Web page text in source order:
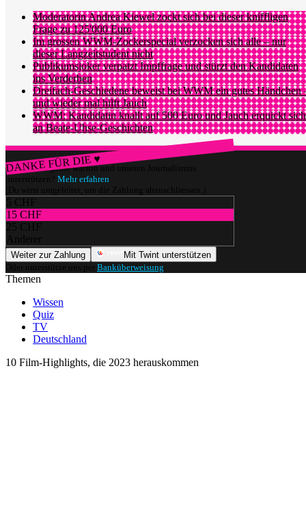
Moderatorin Andrea Kiewel zockt sich bei dieser kniffligen
Frage zu 125'000 Euro
Im grossen WWM-Zockerspecial verzocken sich alle – nur
dieser Langzeitstudent nicht
Publikumsjoker verpatzt Impffrage und stürzt den Kandidaten
ins Verderben
Dreifach-Geschiedene beweist bei WWM ein gutes Händchen
und wieder mal hilft Jauch
WWM: Kandidatin knallt auf 500 Euro und Jauch erquickt sich
an Beate-Uhse-Geschichten
DANKE FÜR DIE ♥
Würdest du gerne watson und unseren Journalismus
unterstützen? Mehr erfahren
(Du wirst umgeleitet, um die Zahlung abzuschliessen.)
5 CHF
15 CHF
25 CHF
Anderer
Weiter zur Zahlung
Mit Twint unterstützen
Oder unterstütze uns per Banküberweisung
Themen
Wissen
Quiz
TV
Deutschland
10 Film-Highlights, die 2023 herauskommen